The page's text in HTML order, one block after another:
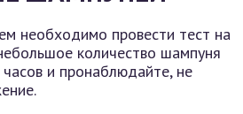
необходимо провести тест на
количество шампуня
часов и пронаблюдайте, не